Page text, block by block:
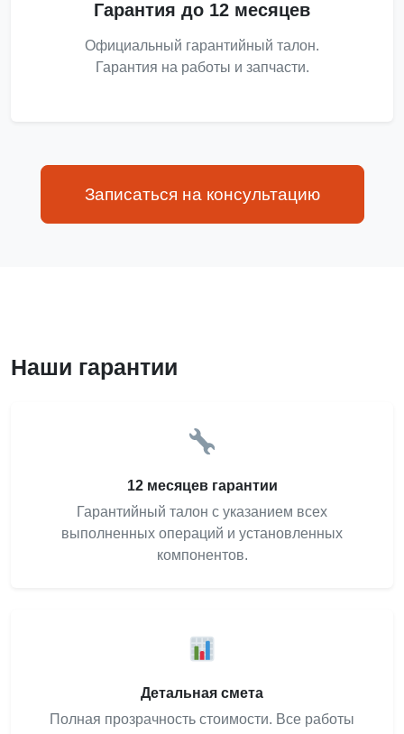
Гарантия до 12 месяцев
Официальный гарантийный талон.
Гарантия на работы и запчасти.
Записаться на консультацию
Наши гарантии
12 месяцев гарантии
Гарантийный талон с указанием всех
выполненных операций и установленных
компонентов.
Детальная смета
Полная прозрачность стоимости. Все работы